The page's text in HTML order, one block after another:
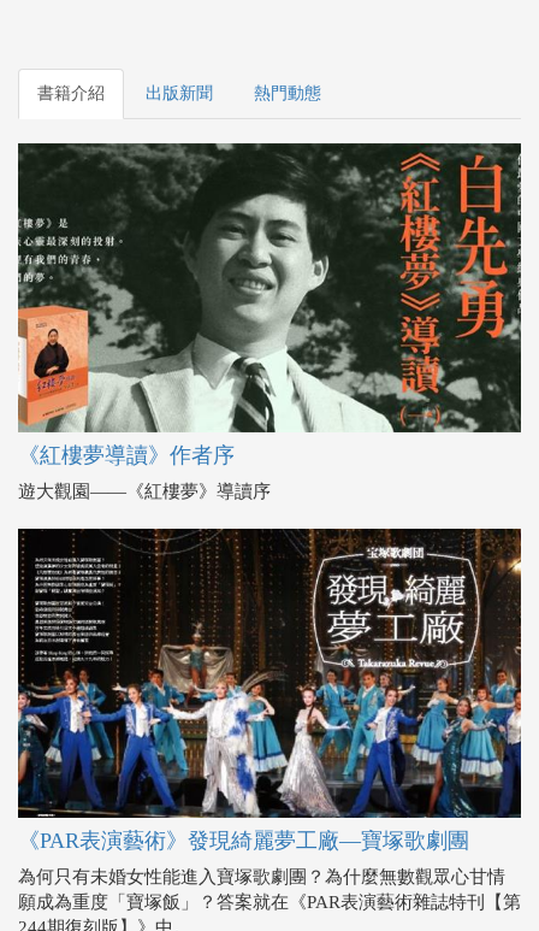
書籍介紹 出版新聞 熱門動態
《紅樓夢導讀》作者序
遊大觀園――《紅樓夢》導讀序
《PAR表演藝術》發現綺麗夢工廠—寶塚歌劇團
為何只有未婚女性能進入寶塚歌劇團？為什麼無數觀眾心甘情
願成為重度「寶塚飯」？答案就在《PAR表演藝術雜誌特刊【第